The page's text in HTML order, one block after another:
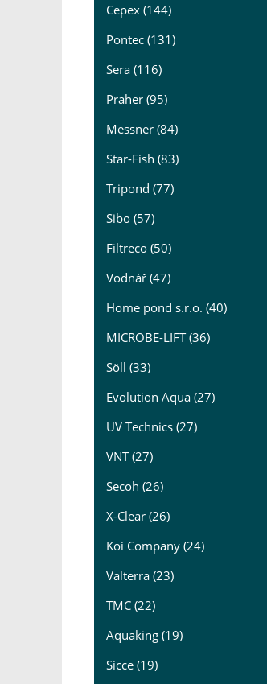
Cepex (144)
Pontec (131)
Sera (116)
Praher (95)
Messner (84)
Star-Fish (83)
Tripond (77)
Sibo (57)
Filtreco (50)
Vodnář (47)
Home pond s.r.o. (40)
MICROBE-LIFT (36)
Söll (33)
Evolution Aqua (27)
UV Technics (27)
VNT (27)
Secoh (26)
X-Clear (26)
Koi Company (24)
Valterra (23)
TMC (22)
Aquaking (19)
Sicce (19)